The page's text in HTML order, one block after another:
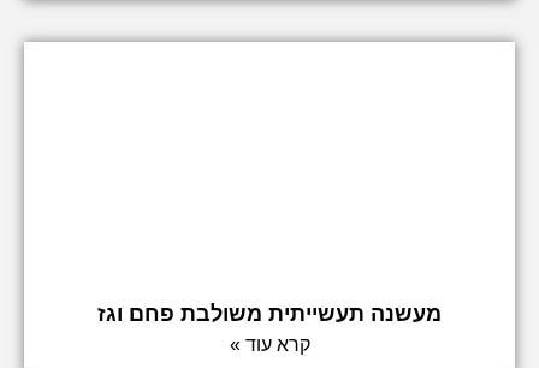
מעשנה תעשייתית משולבת פחם וגז
קרא עוד »